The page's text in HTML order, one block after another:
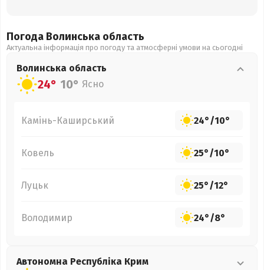
Погода Волинська область
Актуальна інформація про погоду та атмосферні умови на сьогодні
Волинська область
24° 10° Ясно
Камінь-Каширський 24°/10°
Ковель 25°/10°
Луцьк 25°/12°
Володимир 24°/8°
Автономна Республіка Крим